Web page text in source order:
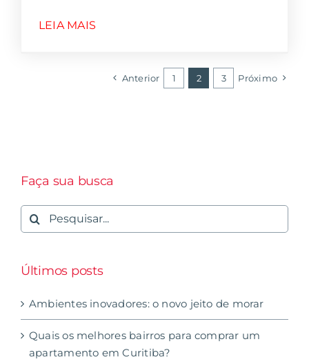
LEIA MAIS
Anterior 1 2 3 Próximo
Faça sua busca
Buscar
resultados
Últimos posts
Ambientes inovadores: o novo jeito de morar
Quais os melhores bairros para comprar um
apartamento em Curitiba?